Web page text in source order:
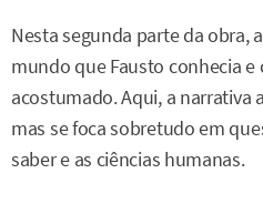
Nesta segunda parte da obra,
mundo que Fausto conhecia e
acostumado. Aqui, a narrativa
mas se foca sobretudo em
saber e as ciências humanas.